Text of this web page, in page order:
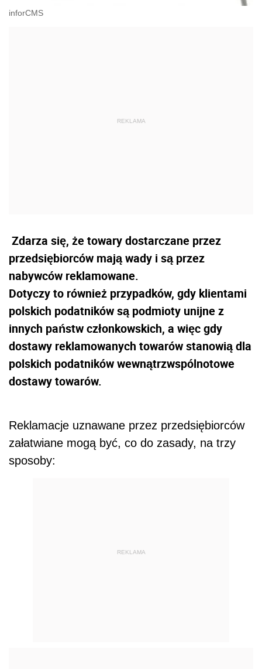
inforCMS
Zdarza się, że towary dostarczane przez
przedsiębiorców mają wady i są przez
nabywców reklamowane.
Dotyczy to również przypadków, gdy klientami
polskich podatników są podmioty unijne z
innych państw członkowskich, a więc gdy
dostawy reklamowanych towarów stanowią dla
polskich podatników wewnątrzwspólnotowe
dostawy towarów.
Reklamacje uznawane przez przedsiębiorców
załatwiane mogą być, co do zasady, na trzy
sposoby:
REKLAMA